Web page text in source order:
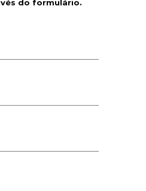
do formulário.